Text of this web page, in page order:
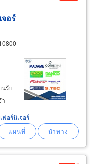
อร์
รับ
ำ
สีอลู
ฟอร์นิเจอร์